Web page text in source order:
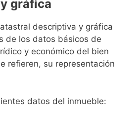
gráfica
descriptiva y gráfica
de los datos básicos de
y económico del bien
refieren, su representación
datos del inmueble: